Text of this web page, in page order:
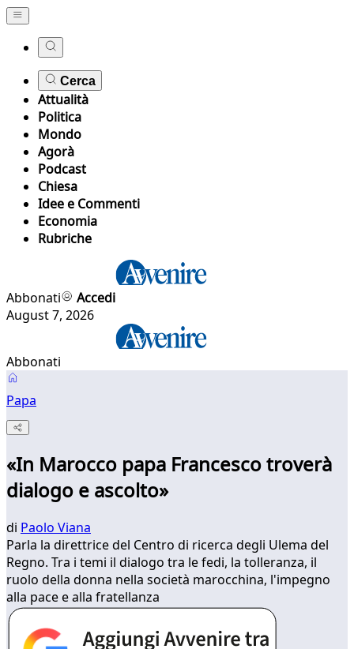
Cerca
Attualità
Politica
Mondo
Agorà
Podcast
Chiesa
Idee e Commenti
Economia
Rubriche
Abbonati
Accedi
August 7, 2026
Abbonati
Papa
«In Marocco papa Francesco troverà
dialogo e ascolto»
di Paolo Viana
Parla la direttrice del Centro di ricerca degli Ulema del
Regno. Tra i temi il dialogo tra le fedi, la tolleranza, il
ruolo della donna nella società marocchina, l'impegno
alla pace e alla fratellanza